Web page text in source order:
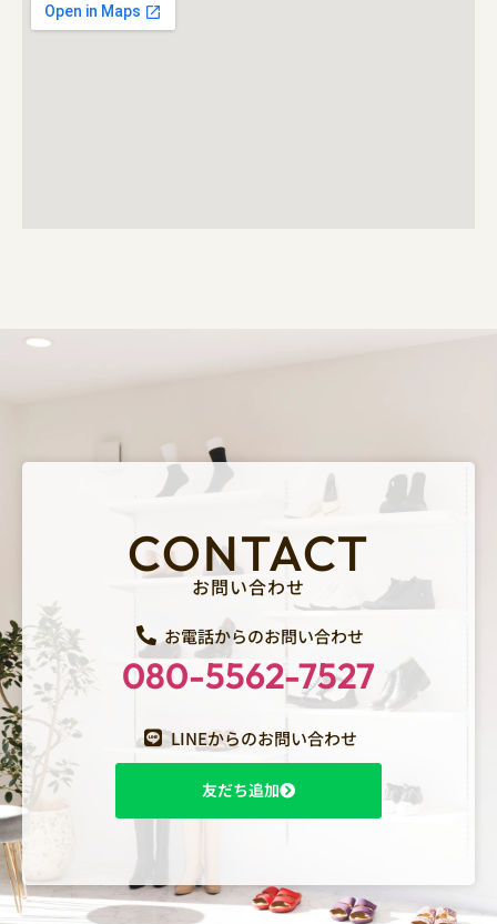
CONTACT
お問い合わせ
お電話からのお問い合わせ
080-5562-7527
LINEからのお問い合わせ
友だち追加